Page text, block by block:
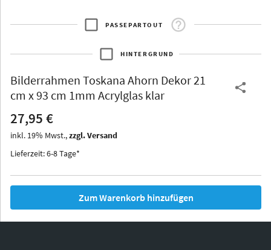
Thurgau
Iowa
PASSEPARTOUT
HINTERGRUND
Bilderrahmen Toskana Ahorn Dekor 21
cm x 93 cm 1mm Acrylglas klar
27,95 €
inkl. 19% Mwst.,zzgl. Versand
Lieferzeit: 6-8 Tage*
Zum Warenkorb hinzufügen